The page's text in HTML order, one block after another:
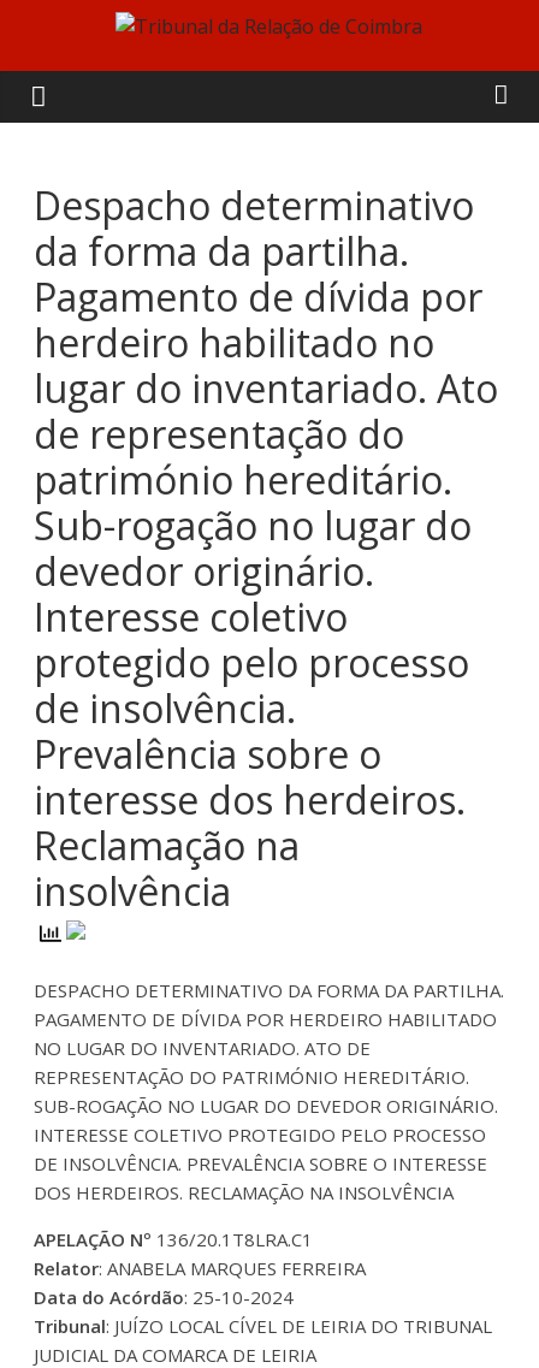
content
Tribunal
da
Relação
de
Coimbra
Despacho determinativo
da forma da partilha.
Pagamento de dívida por
herdeiro habilitado no
lugar do inventariado. Ato
de representação do
património hereditário.
Sub-rogação no lugar do
devedor originário.
Interesse coletivo
protegido pelo processo
de insolvência.
Prevalência sobre o
interesse dos herdeiros.
Reclamação na
insolvência
DESPACHO DETERMINATIVO DA FORMA DA PARTILHA.
PAGAMENTO DE DÍVIDA POR HERDEIRO HABILITADO
NO LUGAR DO INVENTARIADO. ATO DE
REPRESENTAÇÃO DO PATRIMÓNIO HEREDITÁRIO.
SUB-ROGAÇÃO NO LUGAR DO DEVEDOR ORIGINÁRIO.
INTERESSE COLETIVO PROTEGIDO PELO PROCESSO
DE INSOLVÊNCIA. PREVALÊNCIA SOBRE O INTERESSE
DOS HERDEIROS. RECLAMAÇÃO NA INSOLVÊNCIA
APELAÇÃO Nº 136/20.1T8LRA.C1
Relator: ANABELA MARQUES FERREIRA
Data do Acórdão: 25-10-2024
Tribunal: JUÍZO LOCAL CÍVEL DE LEIRIA DO TRIBUNAL
JUDICIAL DA COMARCA DE LEIRIA